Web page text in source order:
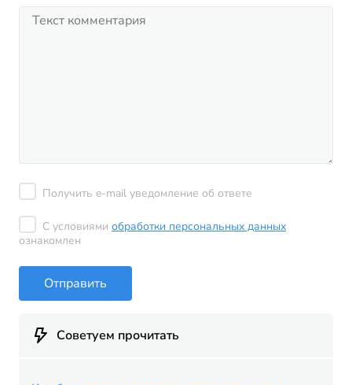
Получить e-mail уведомление об ответе
С условиями обработки персональных данных
ознакомлен
Отправить
Советуем прочитать